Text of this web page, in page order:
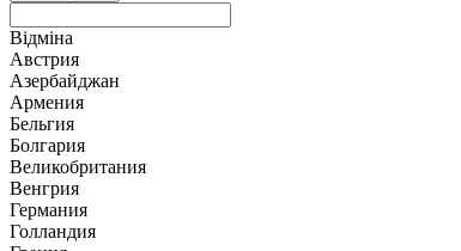
Відміна
Австрия
Азербайджан
Армения
Бельгия
Болгария
Великобритания
Венгрия
Германия
Голландия